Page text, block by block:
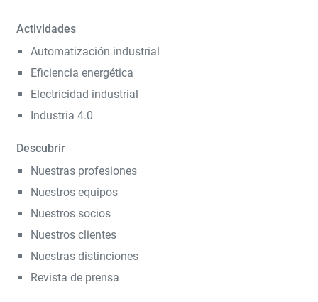
Actividades
Automatización industrial
Eficiencia energética
Electricidad industrial
Industria 4.0
Descubrir
Nuestras profesiones
Nuestros equipos
Nuestros socios
Nuestros clientes
Nuestras distinciones
Revista de prensa